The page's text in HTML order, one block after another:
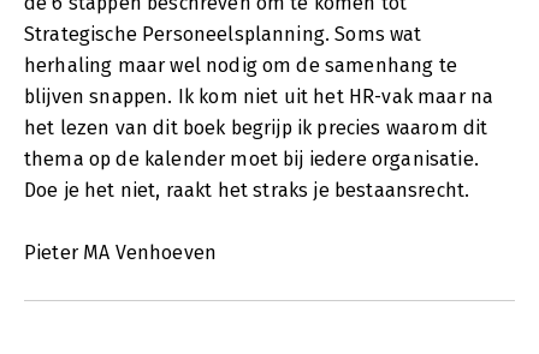
Strategische Personeelsplanning. Soms wat
herhaling maar wel nodig om de samenhang te
blijven snappen. Ik kom niet uit het HR-vak maar na
het lezen van dit boek begrijp ik precies waarom dit
thema op de kalender moet bij iedere organisatie.
Doe je het niet, raakt het straks je bestaansrecht.
Pieter MA Venhoeven